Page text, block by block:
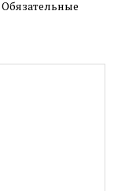
Обязательные